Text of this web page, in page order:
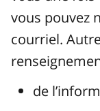
vous pouvez
courriel.
de